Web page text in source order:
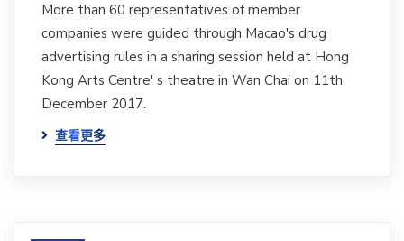
More than 60 representatives of member
companies were guided through Macao's drug
advertising rules in a sharing session held at Hong
Kong Arts Centre' s theatre in Wan Chai on 11th
December 2017.
查看更多